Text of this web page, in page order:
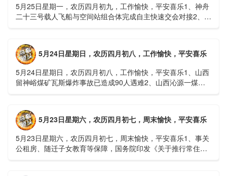
5月25日星期一，农历四月初九，工作愉快，平安喜乐1、神舟
二十三号载人飞船与空间站组合体完成自主快速交会对接2、山
5月24日星期日，农历四月初八，工作愉快，平安喜乐
5月24日星期日，农历四月初八，工作愉快，平安喜乐1、山西
留神峪煤矿瓦斯爆炸事故已造成90人遇难2、山西沁源一煤矿
5月23日星期六，农历四月初七，周末愉快，平安喜乐
5月23日星期六，农历四月初七，周末愉快，平安喜乐1、事关
公租房、随迁子女教育等保障，国务院印发《关于推行常住地